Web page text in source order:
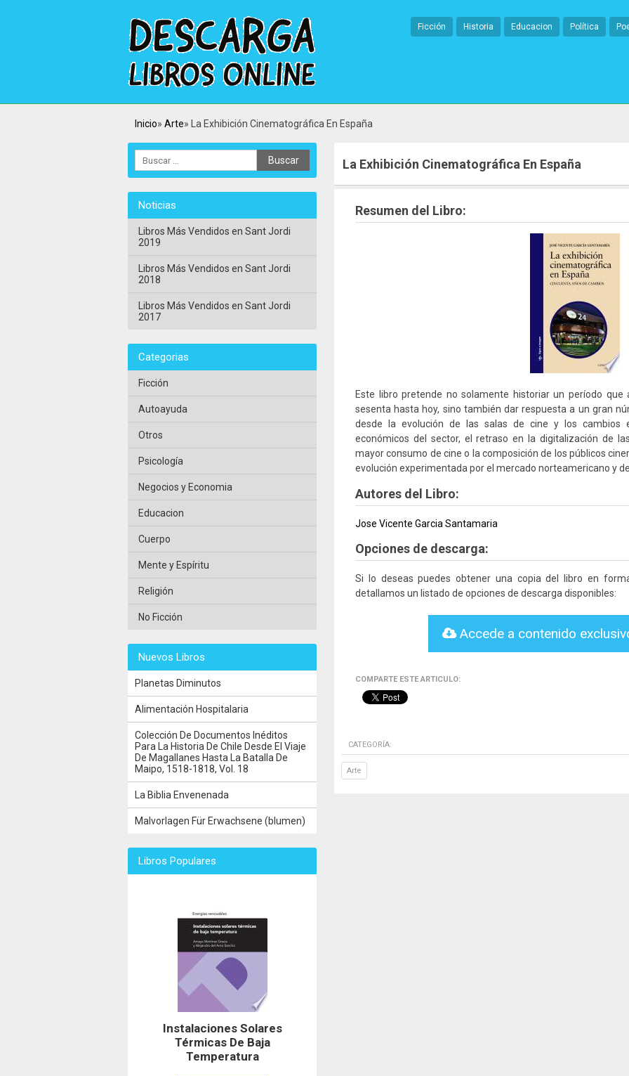
Ficción Historia Educacion Política
Inicio Arte La Exhibición Cinematográfica En España
La Exhibición Cinematográfica En España
Resumen del Libro:
Este libro pretende no solamente historiar un período que
sesenta hasta hoy, sino también dar respuesta a un gran
desde la evolución de las salas de cine y los cambios
económicos del sector, el retraso en la digitalización de
mayor consumo de cine o la composición de los públicos
evolución experimentada por el mercado norteamericano y de
Autores del Libro:
Jose Vicente Garcia Santamaria
Opciones de descarga:
Si lo deseas puedes obtener una copia del libro en
detallamos un listado de opciones de descarga disponibles:
Accede a contenido
COMPARTE ESTE ARTICULO:
CATEGORÍA:
Arte
Noticias
Libros Más Vendidos en Sant Jordi
2019
Libros Más Vendidos en Sant Jordi
2018
Libros Más Vendidos en Sant Jordi
2017
Categorias
Ficción
Autoayuda
Otros
Psicología
Negocios y Economia
Educacion
Cuerpo
Mente y Espíritu
Religión
No Ficción
Nuevos Libros
Planetas Diminutos
Alimentación Hospitalaria
Colección De Documentos Inéditos
Para La Historia De Chile Desde El Viaje
De Magallanes Hasta La Batalla De
Maipo, 1518-1818, Vol. 18
La Biblia Envenenada
Malvorlagen Für Erwachsene (blumen)
Libros Populares
Instalaciones Solares
Térmicas De Baja
Temperatura